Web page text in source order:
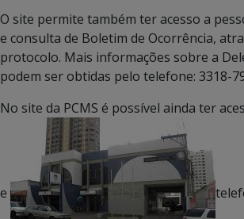
O site permite também ter acesso a
e consulta de Boletim de Ocorrência,
protocolo. Mais informações sobre a
podem ser obtidas pelo telefone: 3318-
No site da PCMS é possível ainda ter
e